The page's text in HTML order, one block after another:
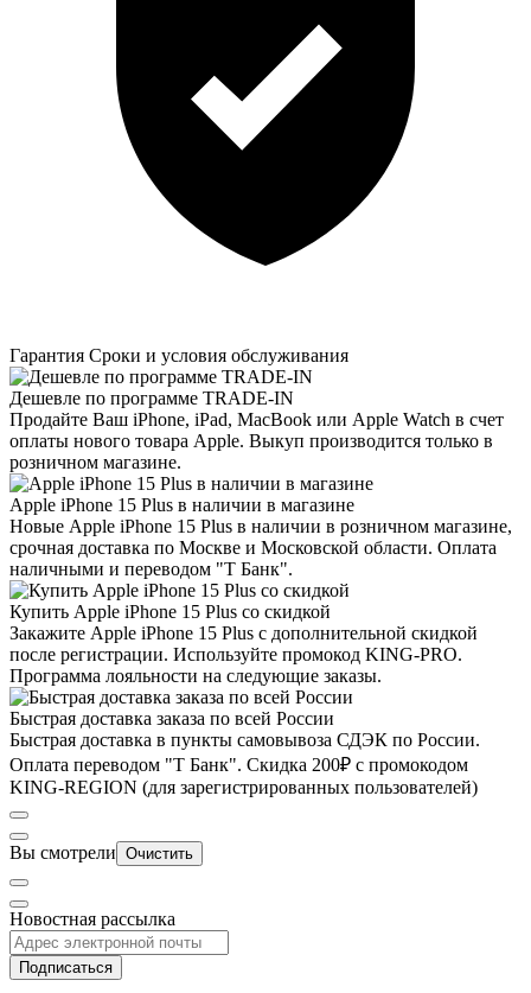
Гарантия Сроки и условия обслуживания
Дешевле по программе TRADE-IN
Продайте Ваш iPhone, iPad, MacBook или Apple Watch в счет
оплаты нового товара Apple. Выкуп производится только в
розничном магазине.
Apple iPhone 15 Plus в наличии в магазине
Новые Apple iPhone 15 Plus в наличии в розничном магазине,
срочная доставка по Москве и Московской области. Оплата
наличными и переводом "Т Банк".
Купить Apple iPhone 15 Plus со скидкой
Закажите Apple iPhone 15 Plus с дополнительной скидкой
после регистрации. Используйте промокод KING-PRO.
Программа лояльности на следующие заказы.
Быстрая доставка заказа по всей России
Быстрая доставка в пункты самовывоза СДЭК по России.
Оплата переводом "Т Банк". Скидка 200₽ с промокодом
KING-REGION (для зарегистрированных пользователей)
Вы смотрели Очистить
Новостная рассылка
Подписаться